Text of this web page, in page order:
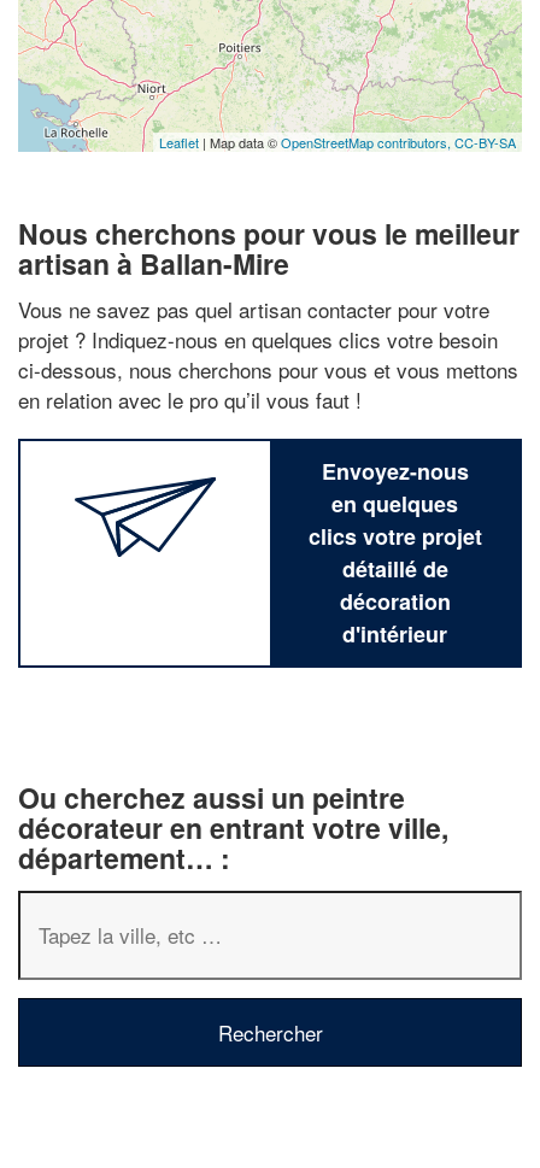
Leaflet | Map data ©OpenStreetMap contributors, CC-BY-SA
Nous cherchons pour vous le meilleur
artisan à Ballan-Mire
Vous ne savez pas quel artisan contacter pour votre
projet ? Indiquez-nous en quelques clics votre besoin
ci-dessous, nous cherchons pour vous et vous mettons
en relation avec le pro qu’il vous faut !
Envoyez-nous
en quelques
clics votre projet
détaillé de
décoration
d'intérieur
Ou cherchez aussi un peintre
décorateur en entrant votre ville,
département… :